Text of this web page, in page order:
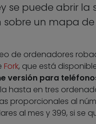
se puede abrir
un mapa
de ordenadores
Fork, que está
versión para
hasta en tres
proporcionales al
al mes y 399, si se